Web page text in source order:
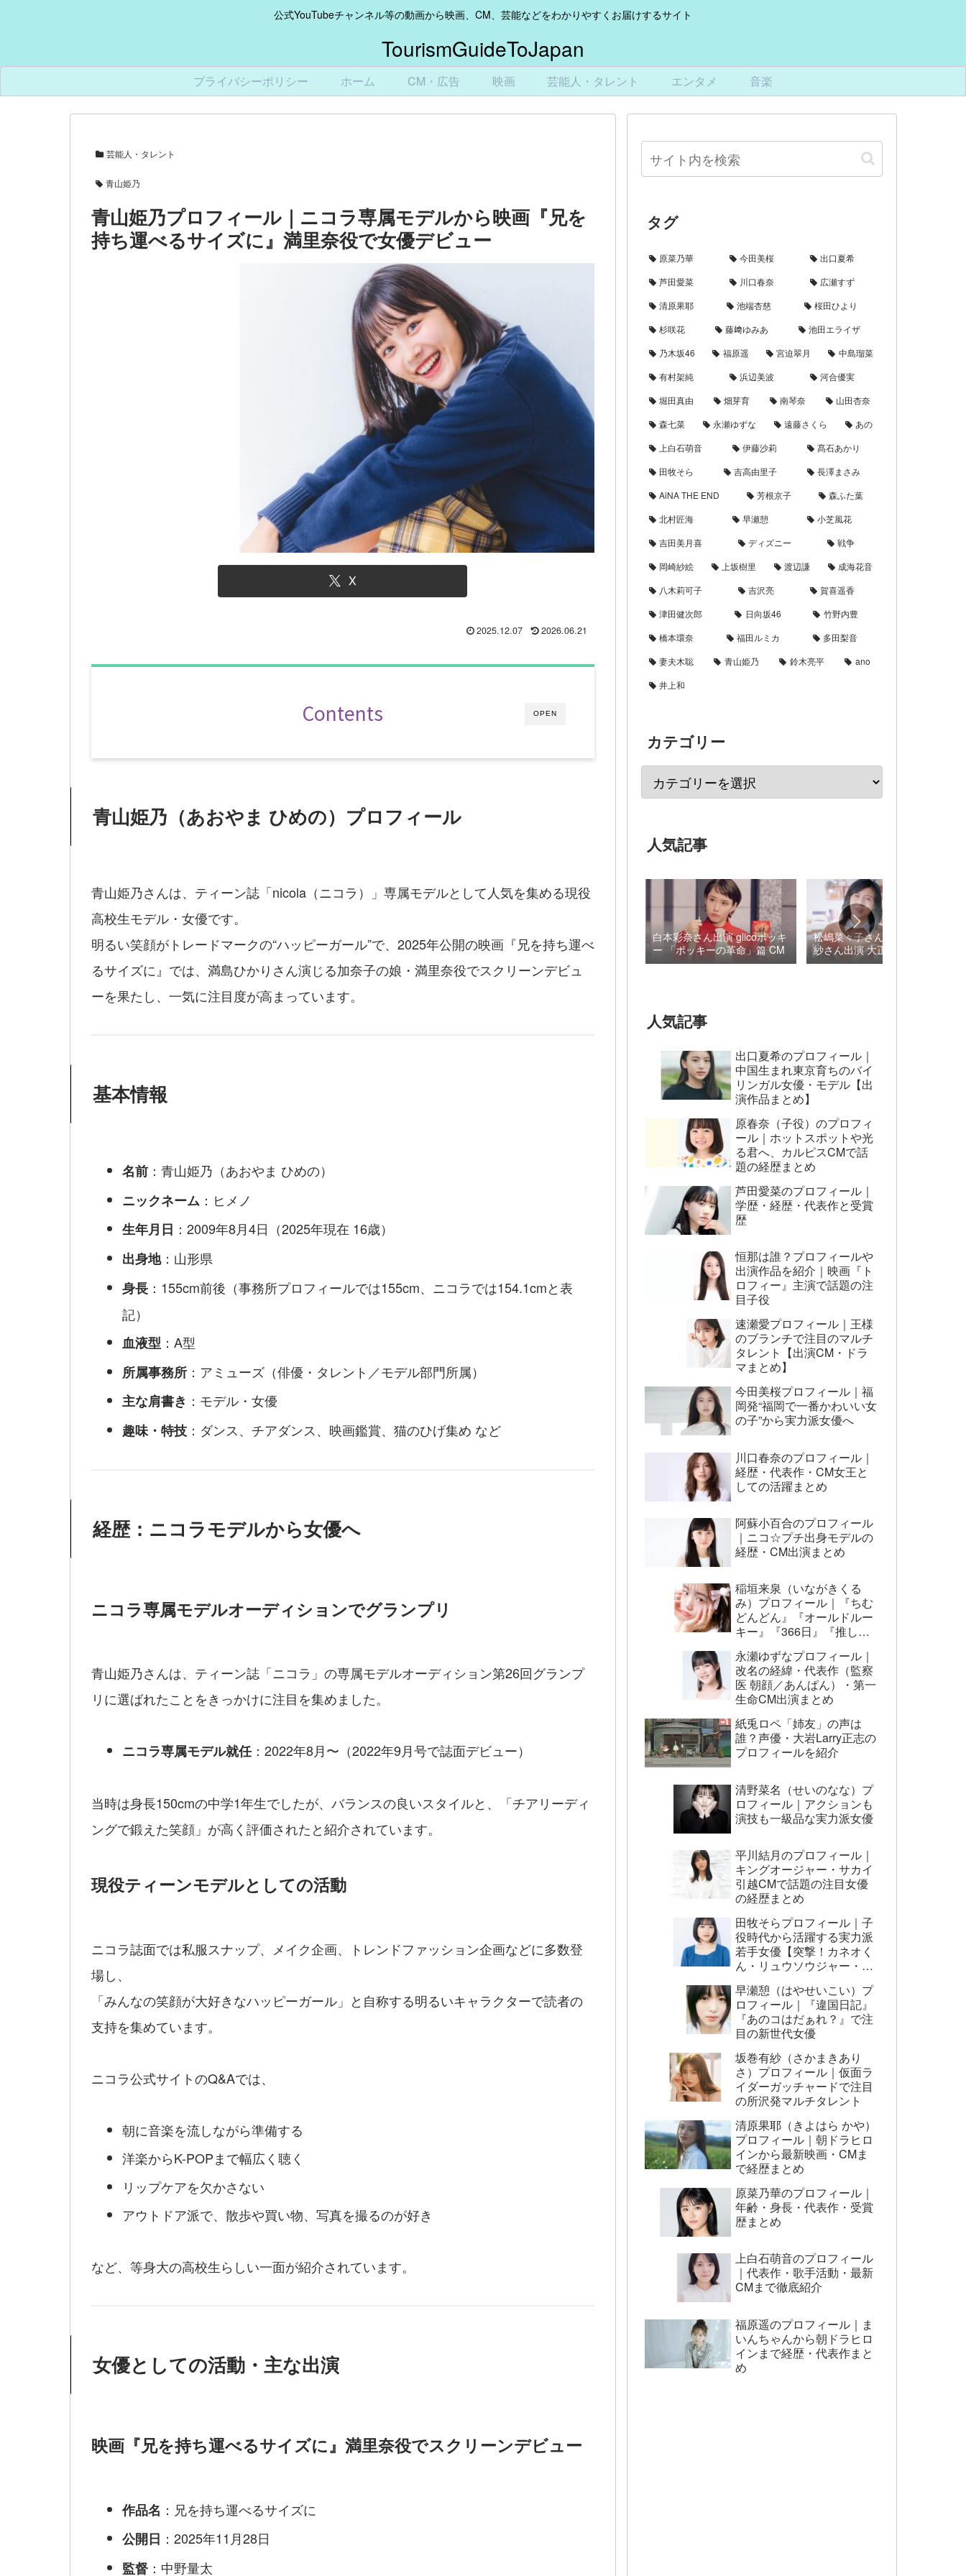
公式YouTubeチャンネル等の動画から映画、CM、芸能などをわかりやすくお届けするサイト
TourismGuideToJapan
プライバシーポリシー ホーム CM・広告 映画 芸能人・タレント エンタメ 音楽
芸能人・タレント
青山姫乃
青山姫乃プロフィール｜ニコラ専属モデルから映画『兄を
持ち運べるサイズに』満里奈役で女優デビュー
X
2025.12.07 2026.06.21
OPEN
Contents
青山姫乃（あおやま ひめの）プロフィール
青山姫乃さんは、ティーン誌「nicola（ニコラ）」専属モデルとして人気を集める現役
高校生モデル・女優です。
明るい笑顔がトレードマークの“ハッピーガール”で、2025年公開の映画『兄を持ち運べ
るサイズに』では、満島ひかりさん演じる加奈子の娘・満里奈役でスクリーンデビュ
ーを果たし、一気に注目度が高まっています。
基本情報
名前 ：青山姫乃（あおやま ひめの）
ニックネーム ：ヒメノ
生年月日 ：2009年8月4日（2025年現在 16歳）
出身地：山形県
身長 ：155cm前後（事務所プロフィールでは155cm、ニコラでは154.1cmと表
記）
血液型 ：A型
所属事務所 ：アミューズ（俳優・タレント／モデル部門所属）
主な肩書き ：モデル・女優
趣味・特技 ：ダンス、チアダンス、映画鑑賞、猫のひげ集め など
経歴：ニコラモデルから女優へ
ニコラ専属モデルオーディションでグランプリ
青山姫乃さんは、ティーン誌「ニコラ」の専属モデルオーディション第26回グランプ
リに選ばれたことをきっかけに注目を集めました。
ニコラ専属モデル就任：2022年8月〜（2022年9月号で誌面デビュー）
当時は身長150cmの中学1年生でしたが、バランスの良いスタイルと、「チアリーディ
ングで鍛えた笑顔」が高く評価されたと紹介されています。
現役ティーンモデルとしての活動
ニコラ誌面では私服スナップ、メイク企画、トレンドファッション企画などに多数登
場し、
「みんなの笑顔が大好きなハッピーガール」と自称する明るいキャラクターで読者の
支持を集めています。
ニコラ公式サイトのQ&Aでは、
朝に音楽を流しながら準備する
洋楽からK-POPまで幅広く聴く
リップケアを欠かさない
アウトドア派で、散歩や買い物、写真を撮るのが好き
など、等身大の高校生らしい一面が紹介されています。
女優としての活動・主な出演
映画『兄を持ち運べるサイズに』満里奈役でスクリーンデビュー
作品名 ：兄を持ち運べるサイズに
公開日 ：2025年11月28日
監督 ：中野量太
タグ
原菜乃華 今田美桜
出口夏希
芦田愛菜
川口春奈
広瀬すず
清原果耶
池端杏慈
桜田ひより
杉咲花
藤﨑ゆみあ
池田エライザ
乃木坂46
福原遥 宮迫翠月
中島瑠菜
有村架純
浜辺美波
河合優実
堀田真由
畑芽育 南琴奈
山田杏奈
森七菜
永瀬ゆずな 遠藤さくら
あの
上白石萌音
伊藤沙莉
髙石あかり
田牧そら
吉高由里子
長澤まさみ
AiNA THE END
芳根京子
森ふた葉
北村匠海
早瀬憩
小芝風花
吉田美月喜
ディズニー
戦争
岡崎紗絵
上坂樹里 渡辺謙
成海花音
八木莉可子
吉沢亮
賀喜遥香
津田健次郎
日向坂46
竹野内豊
橋本環奈
福田ルミカ
多田梨音
妻夫木聡
青山姫乃 鈴木亮平
ano
井上和
カテゴリー
人気記事
白本彩奈さん出演 glicoポッキ
ー 「ポッキーの革命」篇 CM
松嶋菜々子さん×阿由葉さら
紗さん出演 大正製薬 パブロ
ンSゴールドW『いましよう
人気記事
出口夏希のプロフィール｜
中国生まれ東京育ちのバイ
リンガル女優・モデル【出
演作品まとめ】
原春奈（子役）のプロフィ
ール｜ホットスポットや光
る君へ、カルピスCMで話
題の経歴まとめ
芦田愛菜のプロフィール｜
学歴・経歴・代表作と受賞
歴
恒那は誰？プロフィールや
出演作品を紹介｜映画『ト
ロフィー』主演で話題の注
目子役
速瀬愛プロフィール｜王様
のブランチで注目のマルチ
タレント【出演CM・ドラ
マまとめ】
今田美桜プロフィール｜福
岡発“福岡で一番かわいい女
の子”から実力派女優へ
川口春奈のプロフィール｜
経歴・代表作・CM女王と
しての活躍まとめ
阿蘇小百合のプロフィール
｜ニコ☆プチ出身モデルの
経歴・CM出演まとめ
稲垣来泉（いながきくる
み）プロフィール｜『ちむ
どんどん』『オールドルー
キー』『366日』『推しの
永瀬ゆずなプロフィール｜
改名の経緯・代表作（監察
医 朝顔／あんぱん）・第一
生命CM出演まとめ
紙兎ロペ「姉友」の声は
誰？声優・大岩Larry正志の
プロフィールを紹介
清野菜名（せいのなな）プ
ロフィール｜アクションも
演技も一級品な実力派女優
平川結月のプロフィール｜
キングオージャー・サカイ
引越CMで話題の注目女優
の経歴まとめ
田牧そらプロフィール｜子
役時代から活躍する実力派
若手女優【突撃！カネオく
ん・リュウソウジャー・映
早瀬憩（はやせいこい）プ
ロフィール｜『違国日記』
『あのコはだぁれ？』で注
目の新世代女優
坂巻有紗（さかまきあり
さ）プロフィール｜仮面ラ
イダーガッチャードで注目
の所沢発マルチタレント
清原果耶（きよはら かや）
プロフィール｜朝ドラヒロ
インから最新映画・CMま
で経歴まとめ
原菜乃華のプロフィール｜
年齢・身長・代表作・受賞
歴まとめ
上白石萌音のプロフィール
｜代表作・歌手活動・最新
CMまで徹底紹介
福原遥のプロフィール｜ま
いんちゃんから朝ドラヒロ
インまで経歴・代表作まと
め